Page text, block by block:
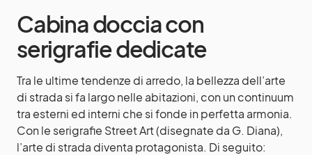
Cabina doccia con
serigrafie dedicate
Tra le ultime tendenze di arredo, la bellezza dell’arte
di strada si fa largo nelle abitazioni, con un continuum
tra esterni ed interni che si fonde in perfetta armonia.
Con le serigrafie Street Art (disegnate da G. Diana),
l’arte di strada diventa protagonista. Di seguito: